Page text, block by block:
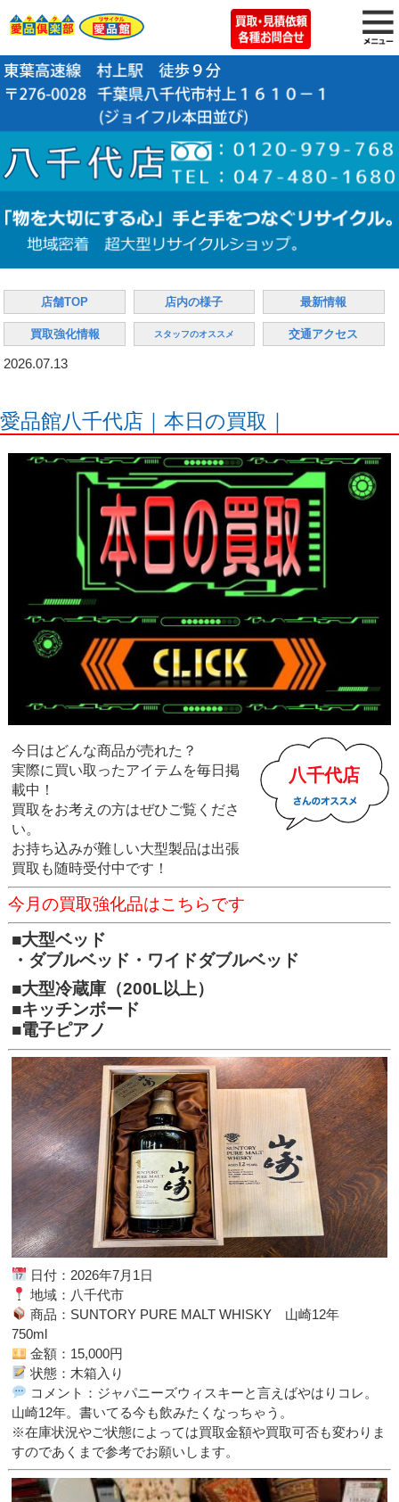
店舗TOP 店内の様子 最新情報
買取強化情報 スタッフのオススメ 交通アクセス
2026.07.13
愛品館八千代店｜本日の買取｜
八千代店
今日はどんな商品が売れた？
実際に買い取ったアイテムを毎日掲
載中！
買取をお考えの方はぜひご覧くださ
い。
お持ち込みが難しい大型製品は出張
買取も随時受付中です！
今月の買取強化品はこちらです
■大型ベッド
・ダブルベッド・ワイドダブルベッド
■大型冷蔵庫（200L以上）
■キッチンボード
■電子ピアノ
日付：2026年7月1日
地域：八千代市
商品：SUNTORY PURE MALT WHISKY 山崎12年
750ml
金額：15,000円
状態：木箱入り
コメント：ジャパニーズウィスキーと言えばやはりコレ。
山崎12年。書いてる今も飲みたくなっちゃう。
※在庫状況やご状態によっては買取金額や買取可否も変わりま
すのであくまで参考でお願いします。